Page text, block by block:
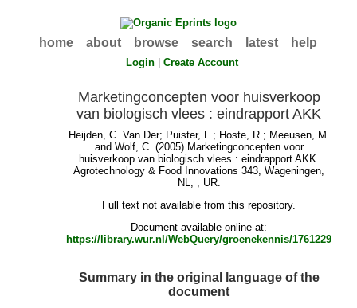
home about browse search latest help
Login |Create Account
Marketingconcepten voor huisverkoop
van biologisch vlees : eindrapport AKK
Heijden, C. Van Der; Puister, L.; Hoste, R.; Meeusen, M.
and Wolf, C. (2005) Marketingconcepten voor
huisverkoop van biologisch vlees : eindrapport AKK.
Agrotechnology & Food Innovations 343, Wageningen,
NL, , UR.
Full text not available from this repository.
Document available online at:
https://library.wur.nl/WebQuery/groenekennis/1761229
Summary in the original language of the
document